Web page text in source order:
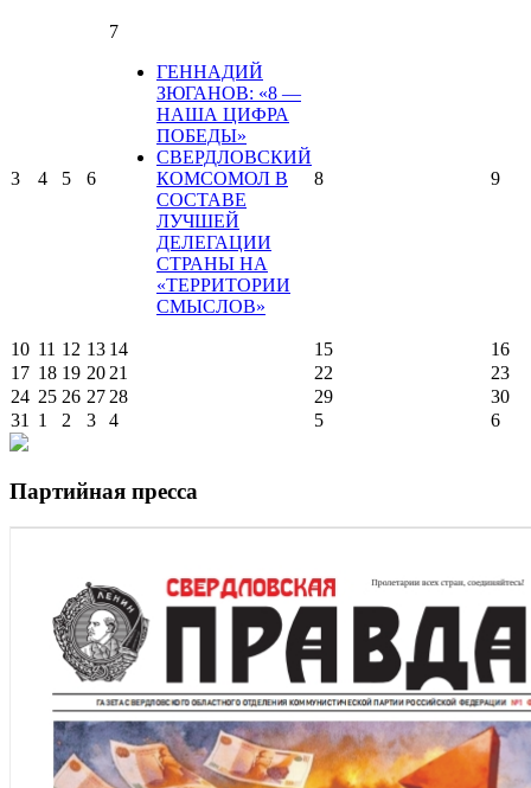
3 4 5 6
7
ГЕННАДИЙ
ЗЮГАНОВ: «8 —
НАША ЦИФРА
ПОБЕДЫ»
СВЕРДЛОВСКИЙ
КОМСОМОЛ В
СОСТАВЕ
ЛУЧШЕЙ
ДЕЛЕГАЦИИ
СТРАНЫ НА
«ТЕРРИТОРИИ
СМЫСЛОВ»
8 9
10 11 12 13 14 15
16
17 18 19 20 21 22
23
24 25 26 27 28 29
30
31
1 2 3 4 5 6
Партийная пресса